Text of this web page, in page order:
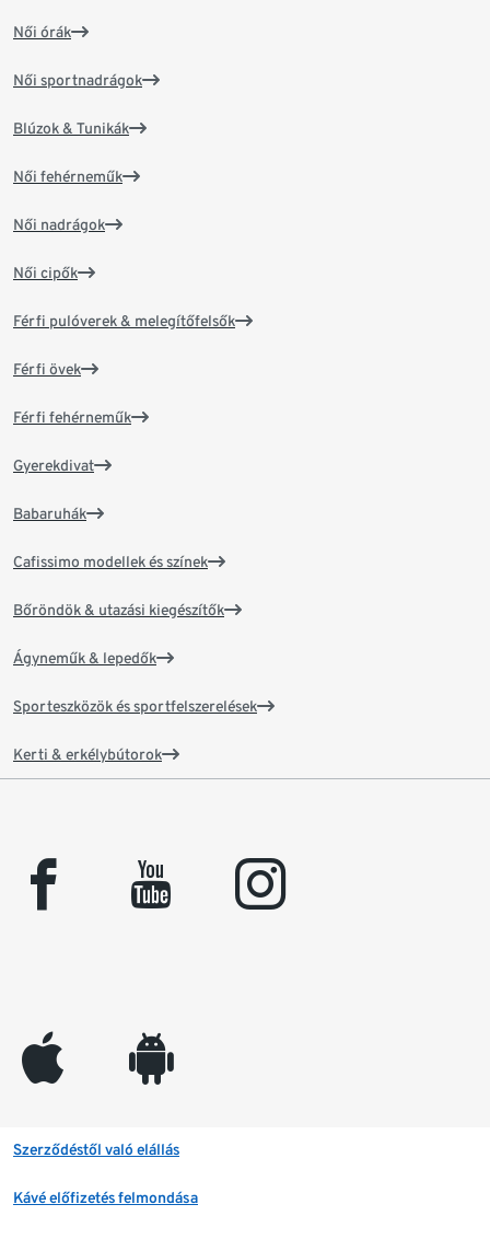
Női órák
Női sportnadrágok
Blúzok & Tunikák
Női fehérneműk
Női nadrágok
Női cipők
Férfi pulóverek & melegítőfelsők
Férfi övek
Férfi fehérneműk
Gyerekdivat
Babaruhák
Cafissimo modellek és színek
Bőröndök & utazási kiegészítők
Ágyneműk & lepedők
Sporteszközök és sportfelszerelések
Kerti & erkélybútorok
facebook youtube instagram
appleinc android
Szerződéstől való elállás
Kávé előfizetés felmondása